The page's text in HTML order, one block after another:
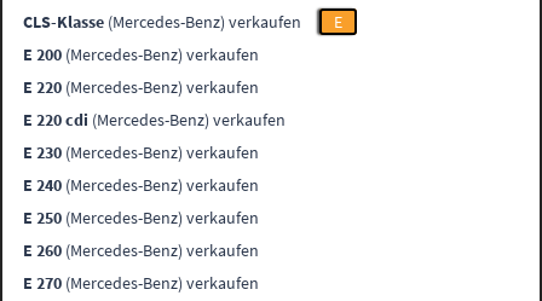
CLS-Klasse (Mercedes-Benz) verkaufen
E
E 200 (Mercedes-Benz) verkaufen
E 220 (Mercedes-Benz) verkaufen
E 220 cdi (Mercedes-Benz) verkaufen
E 230 (Mercedes-Benz) verkaufen
E 240 (Mercedes-Benz) verkaufen
E 250 (Mercedes-Benz) verkaufen
E 260 (Mercedes-Benz) verkaufen
E 270 (Mercedes-Benz) verkaufen